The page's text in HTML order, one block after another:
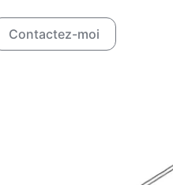
Contactez-moi